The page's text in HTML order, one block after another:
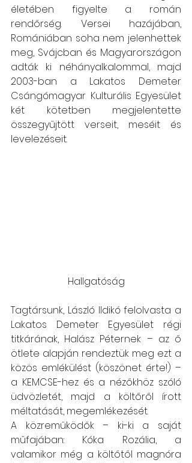
életében figyelte a román
rendőrség. Versei hazájában,
Romániában soha nem jelenhettek
meg, Svájcban és Magyarországon
adták ki néhányalkalommal, majd
2003-ban a Lakatos Demeter
Csángómagyar Kulturális Egyesület
két kötetben megjelentette
összegyűjtött verseit, meséit és
levelezéseit.
Hallgatóság
Tagtársunk, László Ildikó felolvasta a
Lakatos Demeter Egyesület régi
titkárának, Halász Péternek – az ő
ötlete alapján rendeztük meg ezt a
közös emlékülést (köszönet érte!) –
a KEMCSE-hez és a nézőkhöz szóló
üdvözletét, majd a költőről írott
méltatását, megemlékezését.
A közreműködők – ki-ki a saját
műfajában: Kóka Rozália, a
valamikor még a költőtől magnóra